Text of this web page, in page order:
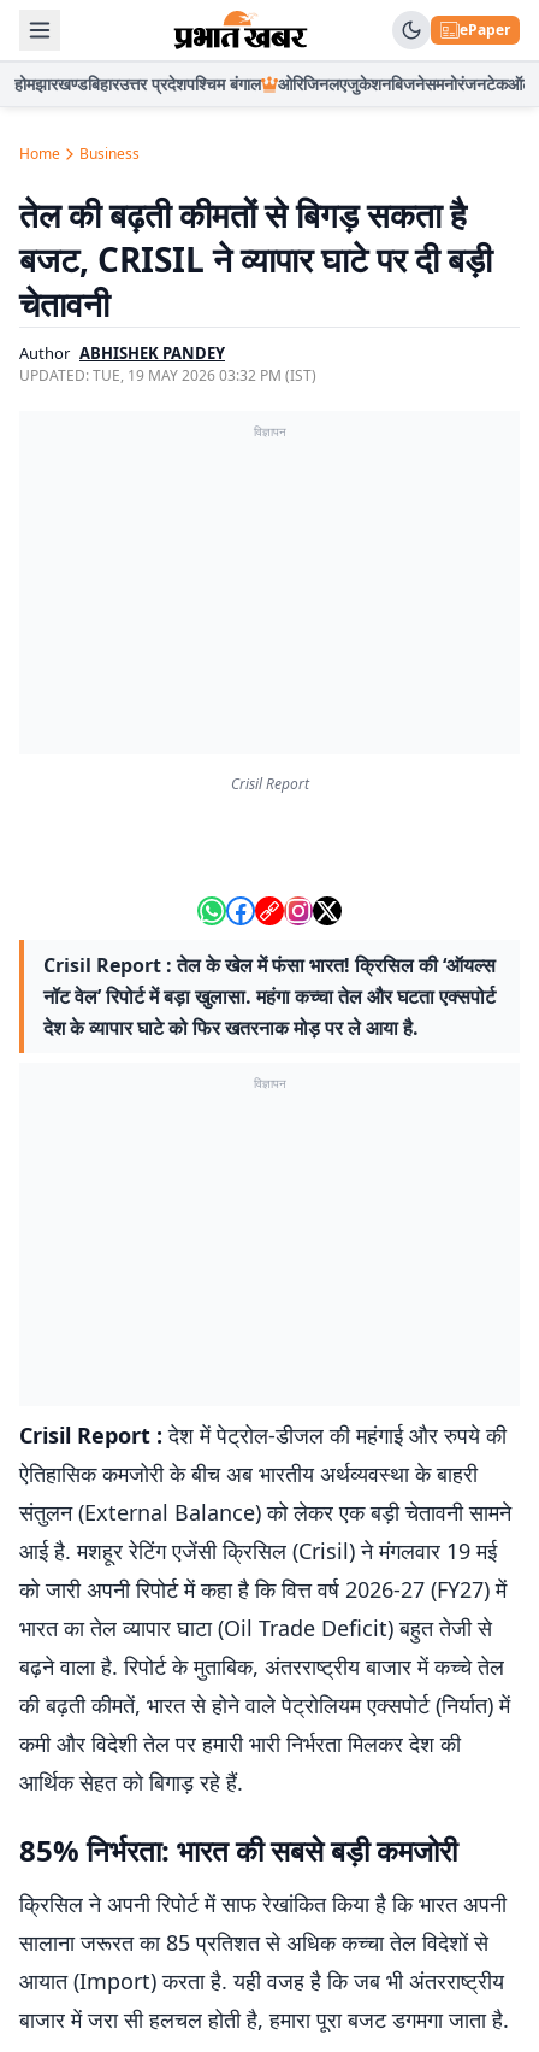
ePaper
होमझारखण्डबिहारउत्तर प्रदेशपश्चिम बंगाल ओरिजिनलएजुकेशनबिजनेसमनोरंजनटेकऑटो
Home Business
तेल की बढ़ती कीमतों से बिगड़ सकता है
बजट, CRISIL ने व्यापार घाटे पर दी बड़ी
चेतावनी
Author ABHISHEK PANDEY
UPDATED:TUE, 19 MAY 2026 03:32 PM (IST)
विज्ञापन
Crisil Report
Crisil Report : तेल के खेल में फंसा भारत! क्रिसिल की ‘ऑयल्स
नॉट वेल’ रिपोर्ट में बड़ा खुलासा. महंगा कच्चा तेल और घटता एक्सपोर्ट
देश के व्यापार घाटे को फिर खतरनाक मोड़ पर ले आया है.
विज्ञापन
Crisil Report : देश में पेट्रोल-डीजल की महंगाई और रुपये की
ऐतिहासिक कमजोरी के बीच अब भारतीय अर्थव्यवस्था के बाहरी
संतुलन (External Balance) को लेकर एक बड़ी चेतावनी सामने
आई है. मशहूर रेटिंग एजेंसी क्रिसिल (Crisil) ने मंगलवार 19 मई
को जारी अपनी रिपोर्ट में कहा है कि वित्त वर्ष 2026-27 (FY27) में
भारत का तेल व्यापार घाटा (Oil Trade Deficit) बहुत तेजी से
बढ़ने वाला है. रिपोर्ट के मुताबिक, अंतरराष्ट्रीय बाजार में कच्चे तेल
की बढ़ती कीमतें, भारत से होने वाले पेट्रोलियम एक्सपोर्ट (निर्यात) में
कमी और विदेशी तेल पर हमारी भारी निर्भरता मिलकर देश की
आर्थिक सेहत को बिगाड़ रहे हैं.
85% निर्भरता: भारत की सबसे बड़ी कमजोरी
क्रिसिल ने अपनी रिपोर्ट में साफ रेखांकित किया है कि भारत अपनी
सालाना जरूरत का 85 प्रतिशत से अधिक कच्चा तेल विदेशों से
आयात (Import) करता है. यही वजह है कि जब भी अंतरराष्ट्रीय
बाजार में जरा सी हलचल होती है, हमारा पूरा बजट डगमगा जाता है.